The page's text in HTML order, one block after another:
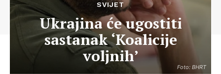
Foto: BHRT
SVIJET
Ukrajina će ugostiti
sastanak ‘Koalicije
voljnih’